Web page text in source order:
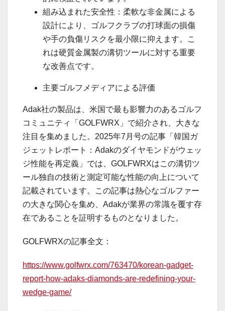
組み込まれた安全性：柔軟な非金属による
設計により、ゴルフクラブの打球面の損傷
や手の負傷リスクを最小限に抑えます。こ
れは硬質金属製の溝切ツールに対する重要
な改善点です。
主要ゴルフメディアによる評価
Adak社の製品は、米国で最も影響力のあるゴルフ
コミュニティ「GOLFWRX」で紹介され、大きな
注目を集めました。2025年7月号の記事「韓国ガ
ジェットレポート：Adakのダイヤモンドがウェッ
ジ性能を再定義」では、GOLFWRXはこの溝切ツ
ール独自の技術と測定可能な性能の向上について
記載されています。この記事は熱心なゴルファー
の大きな関心を集め、Adakが業界の常識を覆す存
在であることを証明するものとなりました。
GOLFWRXの記事全文：
https://www.golfwrx.com/763470/korean-gadget-
report-how-adaks-diamonds-are-redefining-your-
wedge-game/